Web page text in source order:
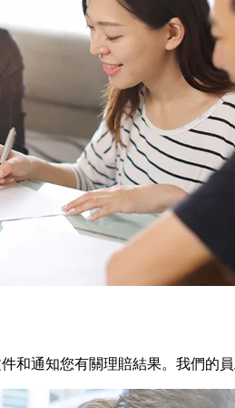
和通知您有關理賠結果。我們的